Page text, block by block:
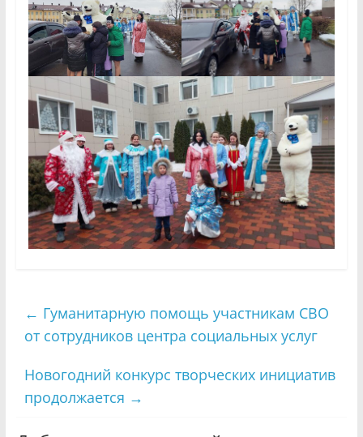
← Гуманитарную помощь участникам СВО
от сотрудников центра социальных услуг
Новогодний конкурс творческих инициатив
продолжается →